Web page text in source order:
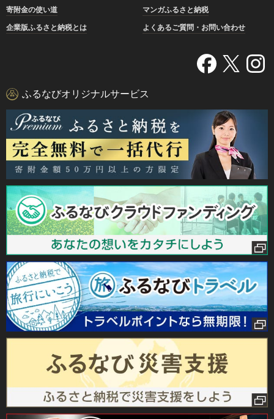
寄附金の使い道
マンガふるさと納税
企業版ふるさと納税とは
よくあるご質問・お問い合わせ
ふるなびオリジナルサービス